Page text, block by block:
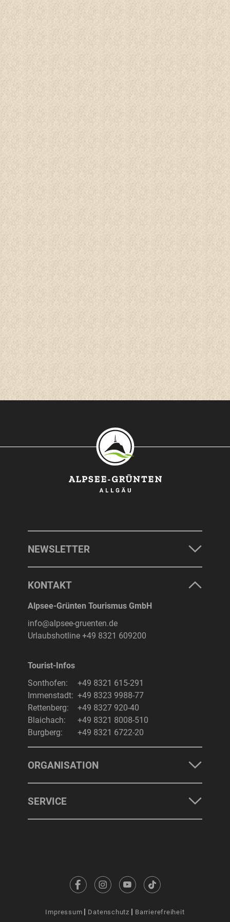
NEWSLETTER
KONTAKT
Alpsee-Grünten Tourismus GmbH
info@alpsee-gruenten.de
Urlaubshotline +49 8321 609200
Tourist-Infos
Sonthofen:
+49 8321 615-291
Immenstadt: +49 8323 9988-77
Rettenberg:
+49 8327 920-40
Blaichach:
+49 8321 8008-510
Burgberg:
+49 8321 6722-20
ORGANISATION
SERVICE
Impressum Datenschutz Barrierefreiheit